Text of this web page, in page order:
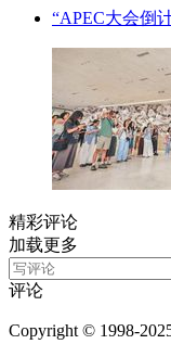
“APEC大会倒
精彩评论
加载更多
评论
Copyright © 1998-